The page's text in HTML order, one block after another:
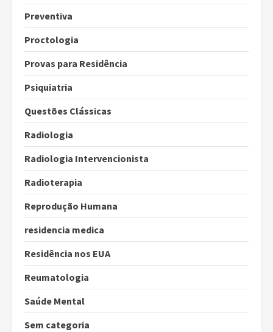
Preventiva
Proctologia
Provas para Residência
Psiquiatria
Questões Clássicas
Radiologia
Radiologia Intervencionista
Radioterapia
Reprodução Humana
residencia medica
Residência nos EUA
Reumatologia
Saúde Mental
Sem categoria